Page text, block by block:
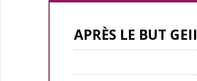
APRÈS LE BUT GEII